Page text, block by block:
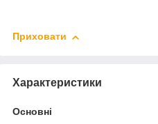
Приховати
Характеристики
Основні